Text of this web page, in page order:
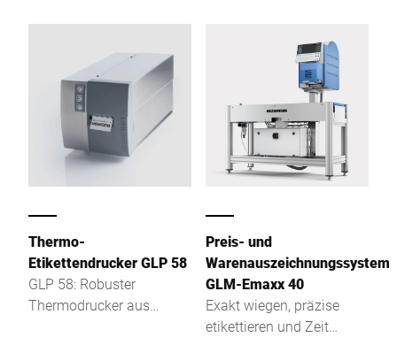
Anforderungen.
Thermo-
Etikettendrucker GLP 58
GLP 58: Robuster
Thermodrucker aus
Preis- und
Warenauszeichnungssystem
GLM-Emaxx 40
Exakt wiegen, präzise
etikettieren und Zeit